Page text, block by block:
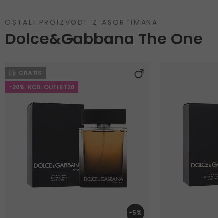
OSTALI PROIZVODI IZ ASORTIMANA
Dolce&Gabbana The One
GRATIS
-20%. KOD: OUTLET20
-5%